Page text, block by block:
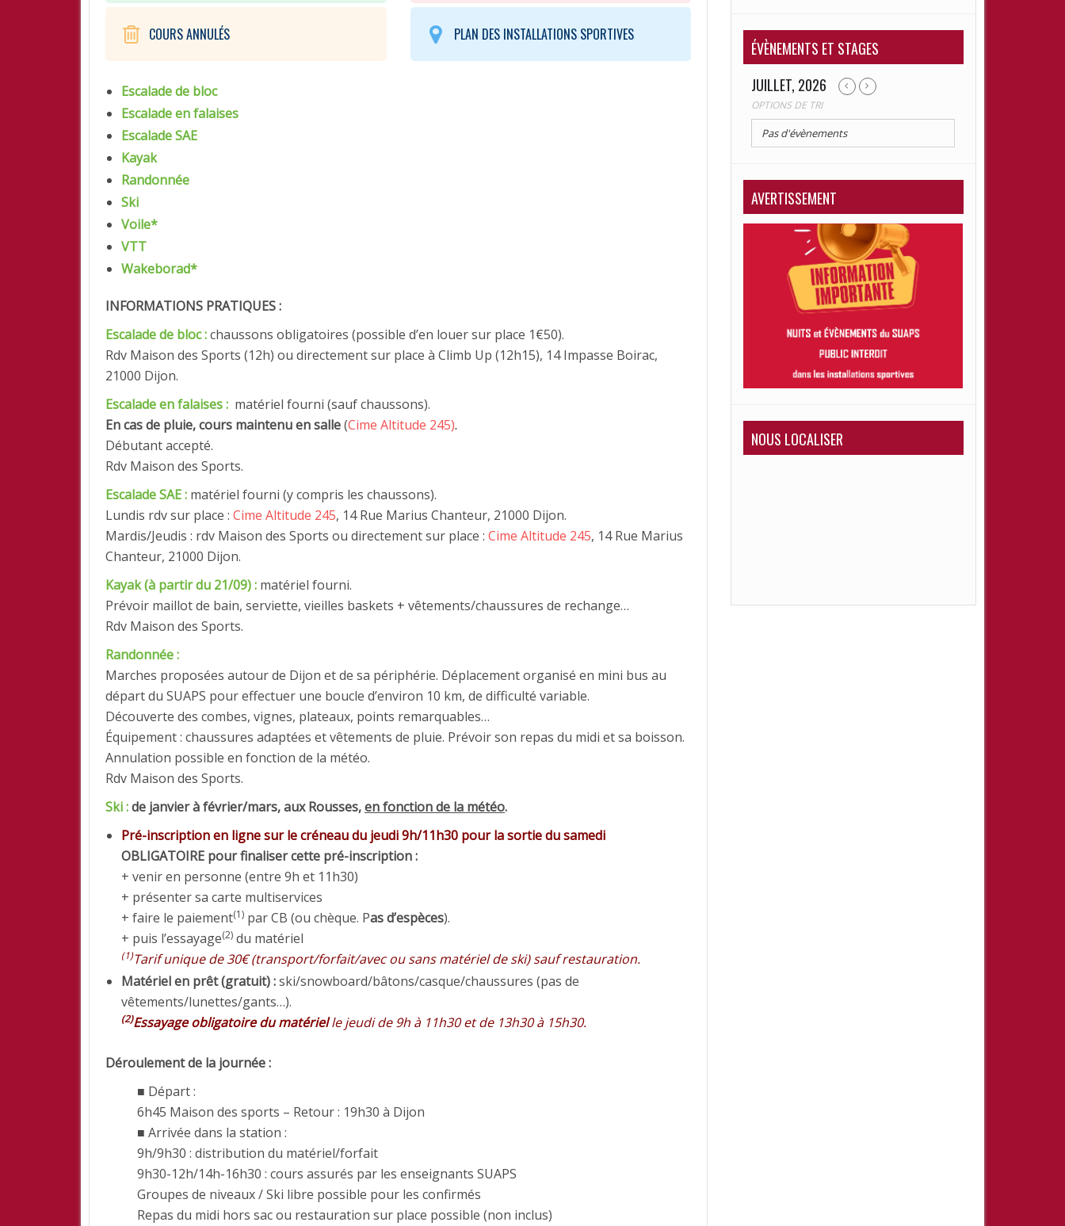
SPORTIVES
ACTIVITÉS
MUSCULATION
DE
COMBAT
RAQUETTES
COURS ANNULÉS PLAN DES INSTALLATIONS SPORTIVES
Escalade de bloc
Escalade en falaises
Escalade SAE
Kayak
Randonnée
Ski
Voile*
VTT
Wakeborad*
INFORMATIONS PRATIQUES :
Escalade de bloc :chaussons obligatoires (possible d’en louer sur place 1€50).
Rdv Maison des Sports (12h) ou directement sur place à Climb Up (12h15), 14 Impasse Boirac,
21000 Dijon.
Escalade en falaises : matériel fourni (sauf chaussons).
En cas de pluie, cours maintenu en salle(Cime Altitude 245).
Débutant accepté.
Rdv Maison des Sports.
Escalade SAE : matériel fourni (y compris les chaussons).
Lundis rdv sur place : Cime Altitude 245, 14 Rue Marius Chanteur, 21000 Dijon.
Mardis/Jeudis : rdv Maison des Sports ou directement sur place : Cime Altitude 245, 14 Rue Marius
Chanteur, 21000 Dijon.
Kayak (à partir du 21/09) : matériel fourni.
Prévoir maillot de bain, serviette, vieilles baskets + vêtements/chaussures de rechange…
Rdv Maison des Sports.
Randonnée :
Marches proposées autour de Dijon et de sa périphérie. Déplacement organisé en mini bus au
départ du SUAPS pour effectuer une boucle d’environ 10 km, de difficulté variable.
Découverte des combes, vignes, plateaux, points remarquables…
Équipement : chaussures adaptées et vêtements de pluie. Prévoir son repas du midi et sa boisson.
Annulation possible en fonction de la météo.
Rdv Maison des Sports.
Ski :de janvier à février/mars, aux Rousses,en fonction de la météo.
Pré-inscription en ligne sur le créneau du jeudi 9h/11h30 pour la sortie du samedi
OBLIGATOIRE pour finaliser cette pré-inscription :
+ venir en personne (entre 9h et 11h30)
+ présenter sa carte multiservices
+ faire le paiement(1) par CB (ou chèque. Pas d’espèces).
+ puis l’essayage(2) du matériel
(1)Tarif unique de 30€ (transport/forfait/avec ou sans matériel de ski) sauf restauration.
Matériel en prêt (gratuit) :ski/snowboard/bâtons/casque/chaussures (pas de
vêtements/lunettes/gants…).
(2)Essayage obligatoire du matérielle jeudi de 9h à 11h30 et de 13h30 à 15h30.
Déroulement de la journée :
■ Départ :
6h45 Maison des sports – Retour : 19h30 à Dijon
■ Arrivée dans la station :
9h/9h30 : distribution du matériel/forfait
9h30-12h/14h-16h30 : cours assurés par les enseignants SUAPS
Groupes de niveaux / Ski libre possible pour les confirmés
Repas du midi hors sac ou restauration sur place possible (non inclus)
ÉVÈNEMENTS ET STAGES
JUILLET, 2026
OPTIONS DE TRI
Pas d'évènements
AVERTISSEMENT
NOUS LOCALISER